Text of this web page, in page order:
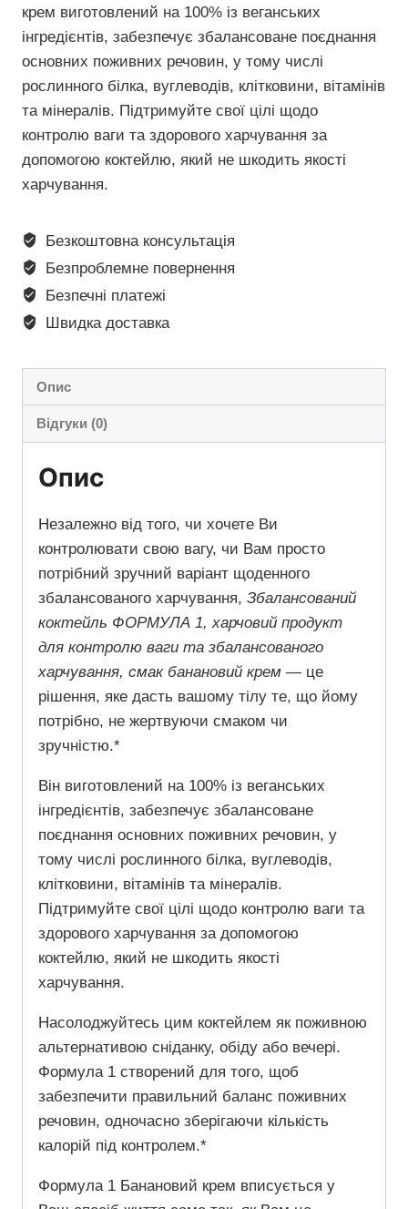
крем виготовлений ​​на 100% із веганських
інгредієнтів, забезпечує збалансоване поєднання
основних поживних речовин, у тому числі
рослинного білка, вуглеводів, клітковини, вітамінів
та мінералів. Підтримуйте свої цілі щодо
контролю ваги та здорового харчування за
допомогою коктейлю, який не шкодить якості
харчування.
Безкоштовна консультація
Безпроблемне повернення
Безпечні платежі
Швидка доставка
Опис
Відгуки (0)
Опис
Незалежно від того, чи хочете Ви
контролювати свою вагу, чи Вам просто
потрібний зручний варіант щоденного
збалансованого харчування, Збалансований
коктейль ФОРМУЛА 1, харчовий продукт
для контролю ваги та збалансованого
харчування, смак банановий крем — це
рішення, яке дасть вашому тілу те, що йому
потрібно, не жертвуючи смаком чи
зручністю.*
Він виготовлений ​​на 100% із веганських
інгредієнтів, забезпечує збалансоване
поєднання основних поживних речовин, у
тому числі рослинного білка, вуглеводів,
клітковини, вітамінів та мінералів.
Підтримуйте свої цілі щодо контролю ваги та
здорового харчування за допомогою
коктейлю, який не шкодить якості
харчування.
Насолоджуйтесь цим коктейлем як поживною
альтернативою сніданку, обіду або вечері.
Формула 1 створений для того, щоб
забезпечити правильний баланс поживних
речовин, одночасно зберігаючи кількість
калорій під контролем.*
Формула 1 Банановий крем вписується у